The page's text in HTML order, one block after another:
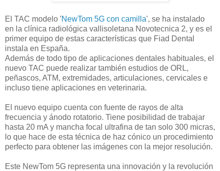
El TAC modelo 'NewTom 5G con camilla', se ha instalado
en la clínica radiológica vallisoletana Novotecnica 2, y es el
primer equipo de estas características que Fiad Dental
instala en España.
Además de todo tipo de aplicaciones dentales habituales, el
nuevo TAC puede realizar también estudios de ORL,
peñascos, ATM, extremidades, articulaciones, cervicales e
incluso tiene aplicaciones en veterinaria.
El nuevo equipo cuenta con fuente de rayos de alta
frecuencia y ánodo rotatorio. Tiene posibilidad de trabajar
hasta 20 mA y mancha focal ultrafina de tan solo 300 micras,
lo que hace de esta técnica de haz cónico un procedimiento
perfecto para obtener las imágenes con la mejor resolución.
Este NewTom 5G representa una innovación y la revolución